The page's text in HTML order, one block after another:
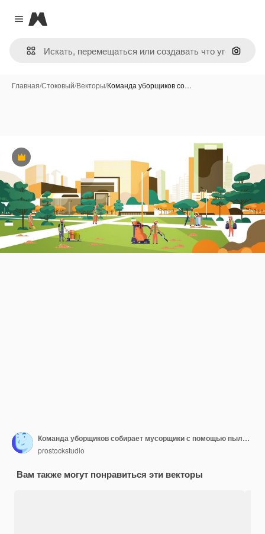
Close menu
Magnific
Поиск
Главная/Стоковый/Векторы/Команда уборщиков со…
Премиум
Команда уборщиков собирает мусорщики с помощью пылесоса
prostockstudio
Вам также могут понравиться эти векторы